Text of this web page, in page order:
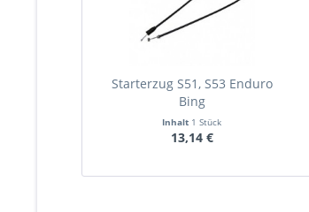
Starterzug S51, S53 Enduro
Bing
Inhalt 1 Stück
13,14 €